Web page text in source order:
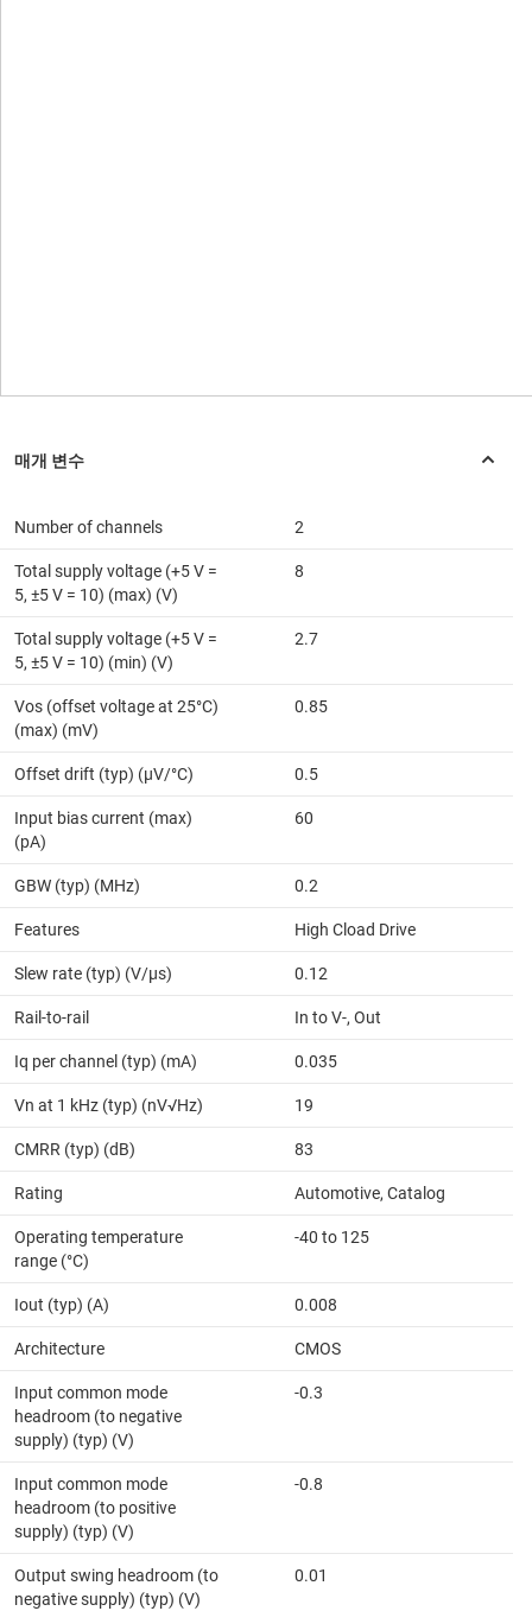
Number of channels 2
Total supply voltage (+5 V =
5, ±5 V = 10) (max) (V)
8
Total supply voltage (+5 V =
5, ±5 V = 10) (min) (V)
2.7
Vos (offset voltage at 25°C)
(max) (mV)
0.85
Offset drift (typ) (µV/°C) 0.5
Input bias current (max)
(pA)
60
GBW (typ) (MHz) 0.2
Features High Cload Drive
Slew rate (typ) (V/µs) 0.12
Rail-to-rail In to V-, Out
Iq per channel (typ) (mA) 0.035
Vn at 1 kHz (typ) (nV√Hz) 19
CMRR (typ) (dB) 83
Rating Automotive, Catalog
Operating temperature
range (°C)
-40 to 125
Iout (typ) (A) 0.008
Architecture CMOS
Input common mode
headroom (to negative
supply) (typ) (V)
-0.3
Input common mode
headroom (to positive
supply) (typ) (V)
-0.8
Output swing headroom (to
negative supply) (typ) (V)
0.01